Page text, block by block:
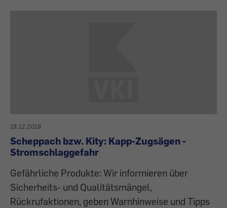
19.12.2019
Scheppach bzw. Kity: Kapp-Zugsägen -
Stromschlaggefahr
Gefährliche Produkte: Wir informieren über
Sicherheits- und Qualitätsmängel,
Rückrufaktionen, geben Warnhinweise und Tipps